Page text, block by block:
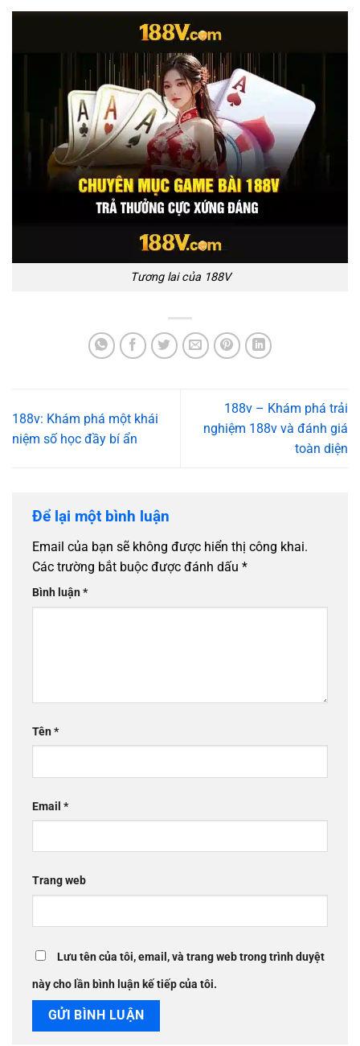
Tương lai của 188V
188v: Khám phá một khái
niệm số học đầy bí ẩn
188v – Khám phá trải
nghiệm 188v và đánh giá
toàn diện
Để lại một bình luận
Email của bạn sẽ không được hiển thị công khai.
Các trường bắt buộc được đánh dấu *
Bình luận*
Tên*
Email *
Trang web
Lưu tên của tôi, email, và trang web trong trình duyệt
này cho lần bình luận kế tiếp của tôi.